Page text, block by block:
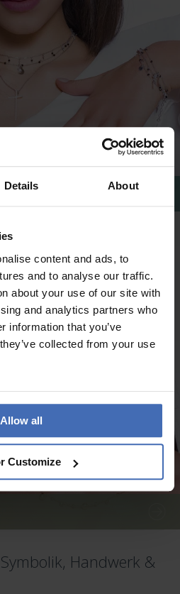
Details About
content and ads, to
and to analyse our traffic.
about your use of our site with
and analytics partners who
information that you’ve
collected from your use
Allow all
Customize
Handwerk &